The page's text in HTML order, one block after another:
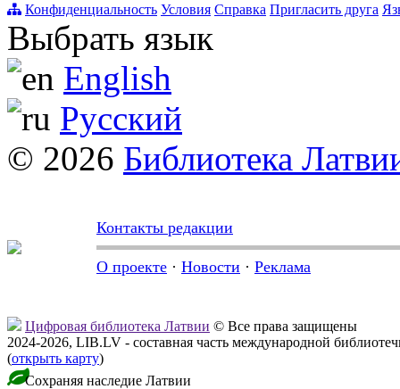
Конфиденциальность Условия Справка Пригласить друга
Выбрать язык
English
Русский
© 2026 Библиотека
Контакты редакции
О проекте · Новости · Реклама
Цифровая библиотека Латвии © Все права защищены
2024-2026, LIB.LV - составная часть международной
(открыть карту)
Сохраняя наследие Латвии